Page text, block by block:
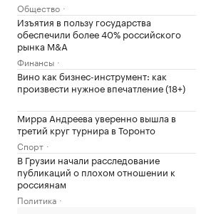
Общество
Изъятия в пользу государства
обеспечили более 40% российского
рынка M&A
Финансы
Вино как бизнес-инструмент: как
произвести нужное впечатление (18+)
Мирра Андреева уверенно вышла в
третий круг турнира в Торонто
Спорт
В Грузии начали расследование
публикаций о плохом отношении к
россиянам
Политика